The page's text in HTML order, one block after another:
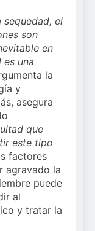
sequedad, el
son
en
es una
la
y
asegura
que
este tipo
factores
agravado la
puede
al
y tratar la